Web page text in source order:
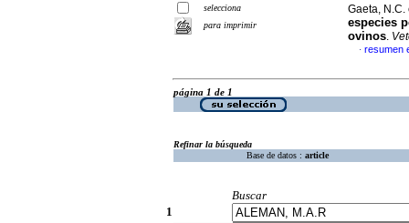
selecciona
para imprimir
Gaeta,
especies
ovinos.
· resumen
página 1 de 1
Refinar la búsqueda
Base de datos : article
Buscar
1